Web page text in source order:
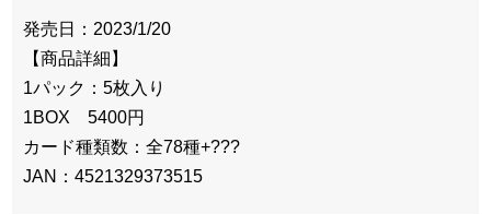
発売日：2023/1/20
【商品詳細】
1パック：5枚入り
1BOX 5400円
カード種類数：全78種+???
JAN：4521329373515